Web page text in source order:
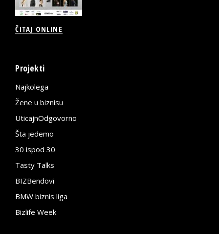
ČITAJ ONLINE
Projekti
Najkolega
Žene u biznisu
UticajnOdgovorno
Šta jedemo
30 ispod 30
Tasty Talks
BIZBendovi
BMW biznis liga
Bizlife Week